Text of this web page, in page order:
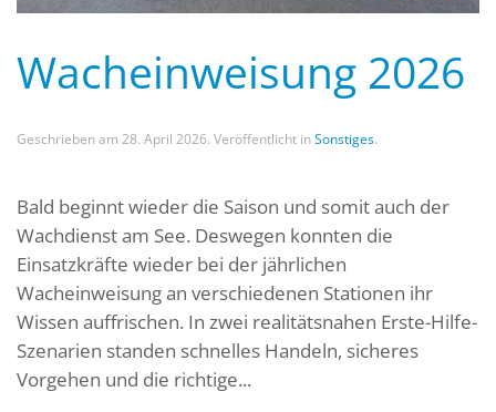
Wacheinweisung 2026
Geschrieben am 28. April 2026. Veröffentlicht inSonstiges.
Bald beginnt wieder die Saison und somit auch der
Wachdienst am See. Deswegen konnten die
Einsatzkräfte wieder bei der jährlichen
Wacheinweisung an verschiedenen Stationen ihr
Wissen auffrischen. In zwei realitätsnahen Erste-Hilfe-
Szenarien standen schnelles Handeln, sicheres
Vorgehen und die richtige...